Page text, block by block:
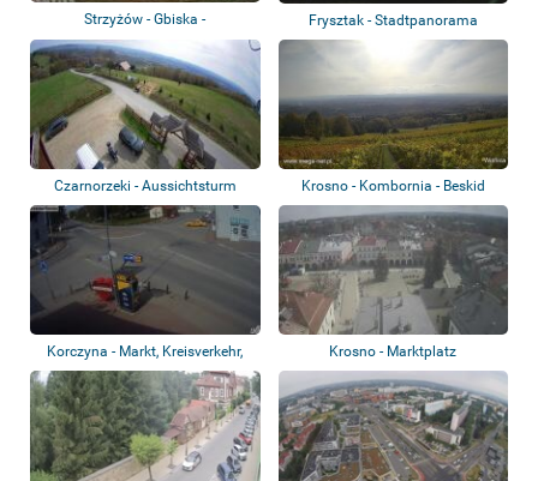
Strzyżów - Gbiska -
Panoramablick
Frysztak - Stadtpanorama
Czarnorzeki - Aussichtsturm
Krosno - Kombornia - Beskid
Niski
Korczyna - Markt, Kreisverkehr,
Autowäsc...
Krosno - Marktplatz